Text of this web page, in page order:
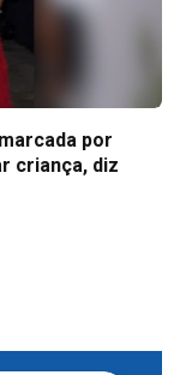
por
criança, diz